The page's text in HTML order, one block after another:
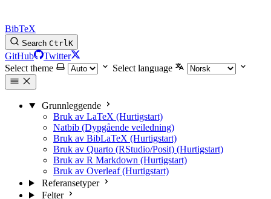
BibTeX
Search CtrlK
GitHub
Twitter
Select theme
Select language
Grunnleggende
Bruk av LaTeX (Hurtigstart)
Natbib (Dypgående veiledning)
Bruk av BibLaTeX (Hurtigstart)
Bruk av Quarto (RStudio/Posit) (Hurtigstart)
Bruk av R Markdown (Hurtigstart)
Bruk av Overleaf (Hurtigstart)
Referansetyper
Felter